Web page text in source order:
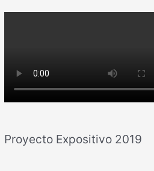
Proyecto Expositivo 2019